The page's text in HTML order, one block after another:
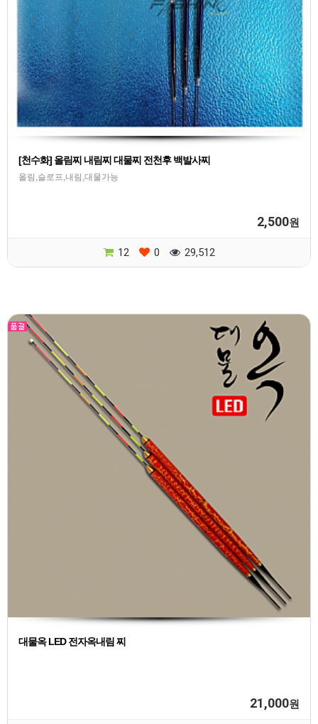
[천수화] 올림찌 내림찌 대물찌 전천후 백발사찌
올림,슬로프,내림,대물가능
2,500원
12 0 29,512
대물옥 LED 전자옥내림 찌
21,000원